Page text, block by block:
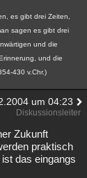
es gibt drei Zeiten,
sagen es gibt drei
und die
und die
430 v.Chr.)
um 04:23
Diskussionsleiter
Zukunft
praktisch
das eingangs